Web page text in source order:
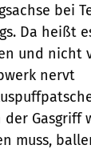
bei
Da heißt
und nicht
nervt
Gasgriff
muss,